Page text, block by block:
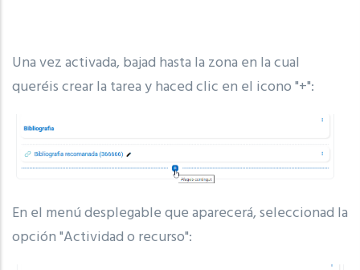
Una vez activada, bajad hasta la zona en la cual
queréis crear la tarea y haced clic en el icono "+":
En el menú desplegable que aparecerá, seleccionad la
opción "Actividad o recurso":